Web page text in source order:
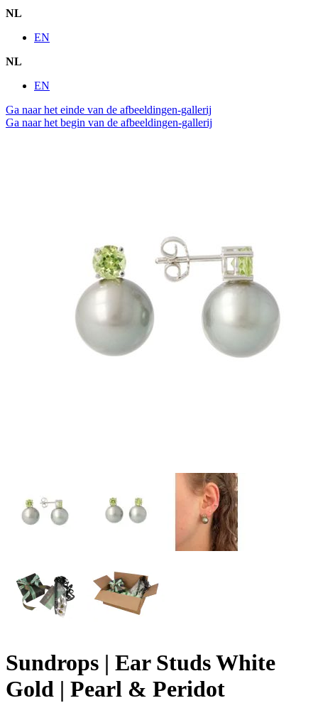
NL
EN
NL
EN
Ga naar het einde van de afbeeldingen-gallerij
Ga naar het begin van de afbeeldingen-gallerij
Sundrops | Ear Studs White
Gold | Pearl & Peridot